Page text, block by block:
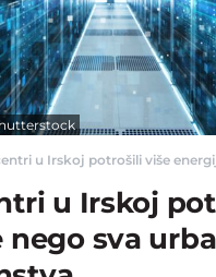
u Irskoj potrošili više
u Irskoj
nego sva